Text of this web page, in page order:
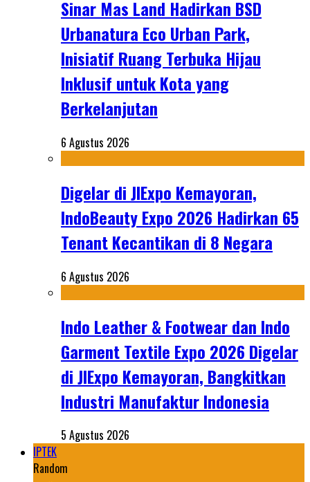
Sinar Mas Land Hadirkan BSD
Urbanatura Eco Urban Park,
Inisiatif Ruang Terbuka Hijau
Inklusif untuk Kota yang
Berkelanjutan
6 Agustus 2026
Digelar di JIExpo Kemayoran,
IndoBeauty Expo 2026 Hadirkan 65
Tenant Kecantikan di 8 Negara
6 Agustus 2026
Indo Leather & Footwear dan Indo
Garment Textile Expo 2026 Digelar
di JIExpo Kemayoran, Bangkitkan
Industri Manufaktur Indonesia
5 Agustus 2026
IPTEK
Random